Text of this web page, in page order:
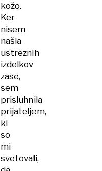
kožo.
Ker
nisem
našla
ustreznih
izdelkov
zase,
sem
prisluhnila
prijateljem,
ki
so
mi
svetovali,